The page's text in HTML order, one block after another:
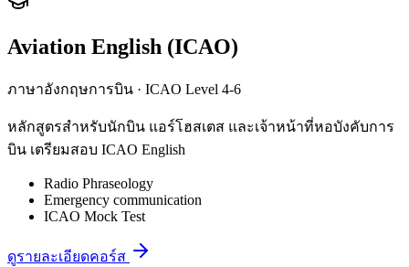
Aviation English (ICAO)
ภาษาอังกฤษการบิน · ICAO Level 4-6
หลักสูตรสำหรับนักบิน แอร์โฮสเตส และเจ้าหน้าที่หอบังคับการ
บิน เตรียมสอบ ICAO English
Radio Phraseology
Emergency communication
ICAO Mock Test
ดูรายละเอียดคอร์ส